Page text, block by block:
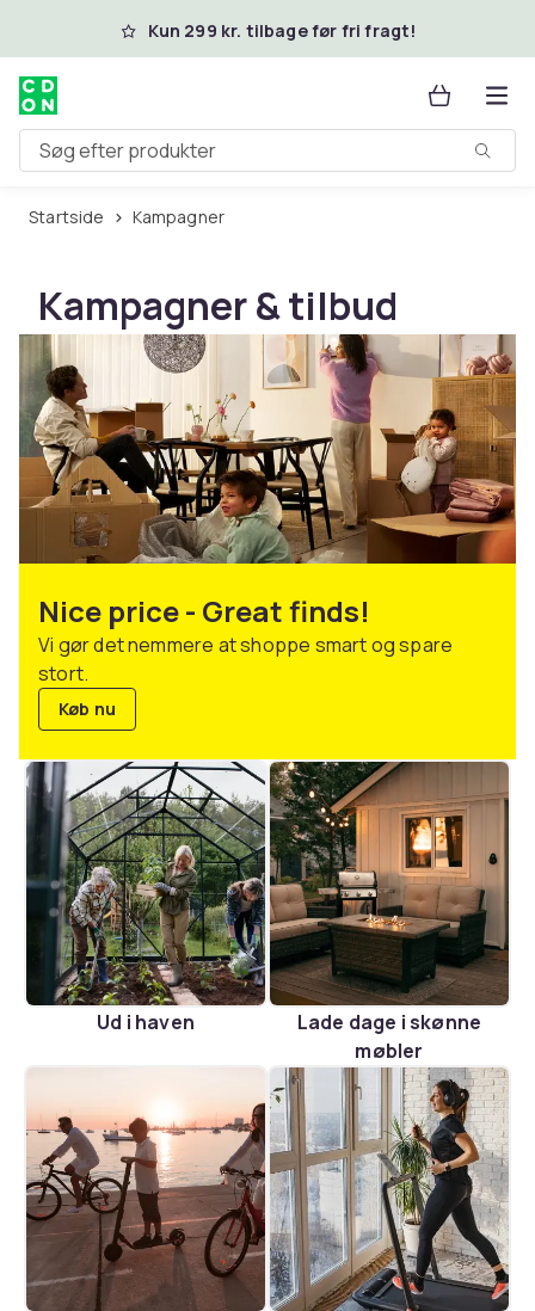
Spring til hovedindhold
Kun 299 kr. tilbage før fri fragt!
Søg efter produkter
Startside Kampagner
Kampagner & tilbud
Nice price - Great finds!
Vi gør det nemmere at shoppe smart og spare
stort.
Køb nu
Ud i haven
Lade dage i skønne
møbler